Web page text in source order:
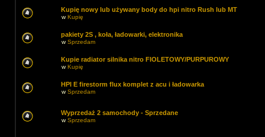
Kupię nowy lub używany body do hpi nitro Rush lub MT
wKupię
pakiety 2S , koła, ładowarki, elektronika
wSprzedam
Kupie radiator silnika nitro FIOLETOWY/PURPUROWY
wKupię
HPI E firestorm flux komplet z acu i ładowarka
wSprzedam
Wyprzedaż 2 samochody - Sprzedane
wSprzedam